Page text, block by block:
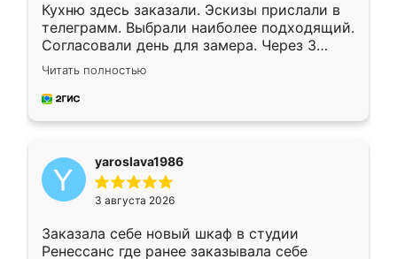
Кухню здесь заказали. Эскизы прислали в
телеграмм. Выбрали наиболее подходящий.
Согласовали день для замера. Через 3
недели кухня была уже готова. Остались
довольны работой. Спасибо Ренессанс
мебель за качественную работу!
Читать полностью
yaroslava1986
3 августа 2026
Заказала себе новый шкаф в студии
Ренессанс где ранее заказывала себе